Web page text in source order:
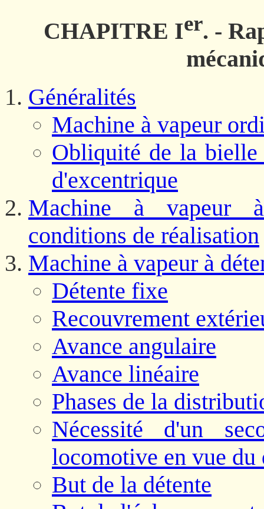
CHAPITRE Ier. -
Généralités
Machine à vapeur
Obliquité de la
d'excentrique
Machine à vapeur
conditions de réalisation
Machine à vapeur à
Détente fixe
Recouvrement
Avance angulaire
Avance linéaire
Phases de la
Nécessité d'un
locomotive en vue du
But de la détente